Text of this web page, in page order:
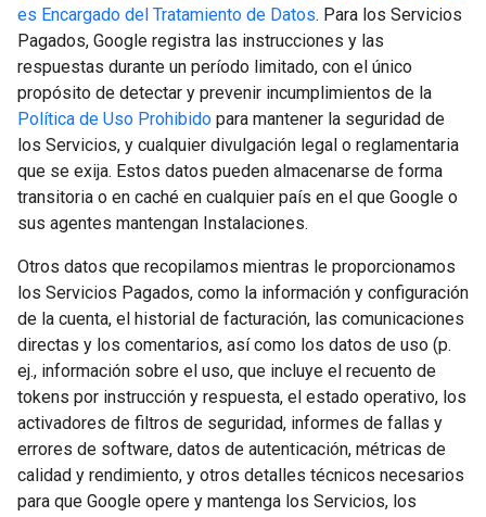
es Encargado del Tratamiento de Datos. Para los Servicios
Pagados, Google registra las instrucciones y las
respuestas durante un período limitado, con el único
propósito de detectar y prevenir incumplimientos de la
Política de Uso Prohibido para mantener la seguridad de
los Servicios, y cualquier divulgación legal o reglamentaria
que se exija. Estos datos pueden almacenarse de forma
transitoria o en caché en cualquier país en el que Google o
sus agentes mantengan Instalaciones.
Otros datos que recopilamos mientras le proporcionamos
los Servicios Pagados, como la información y configuración
de la cuenta, el historial de facturación, las comunicaciones
directas y los comentarios, así como los datos de uso (p.
ej., información sobre el uso, que incluye el recuento de
tokens por instrucción y respuesta, el estado operativo, los
activadores de filtros de seguridad, informes de fallas y
errores de software, datos de autenticación, métricas de
calidad y rendimiento, y otros detalles técnicos necesarios
para que Google opere y mantenga los Servicios, los